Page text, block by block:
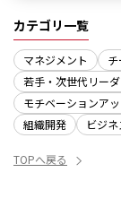
カテゴリ一覧
マネジメント
若手・次世代リー
モチベーションア
組織開発
ビジ
TOPへ戻る